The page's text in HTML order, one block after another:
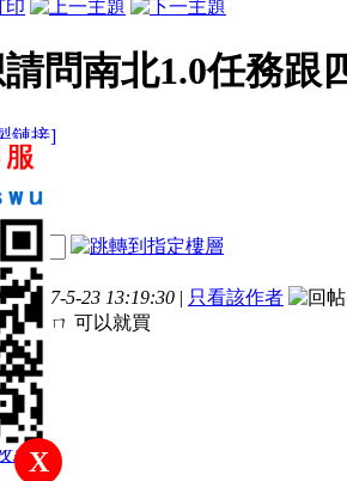
問南北1.0任務跟
鏈接]
2017-5-23 13:19:30 | 只看該作者
能用ㄇ 可以就買
藏X